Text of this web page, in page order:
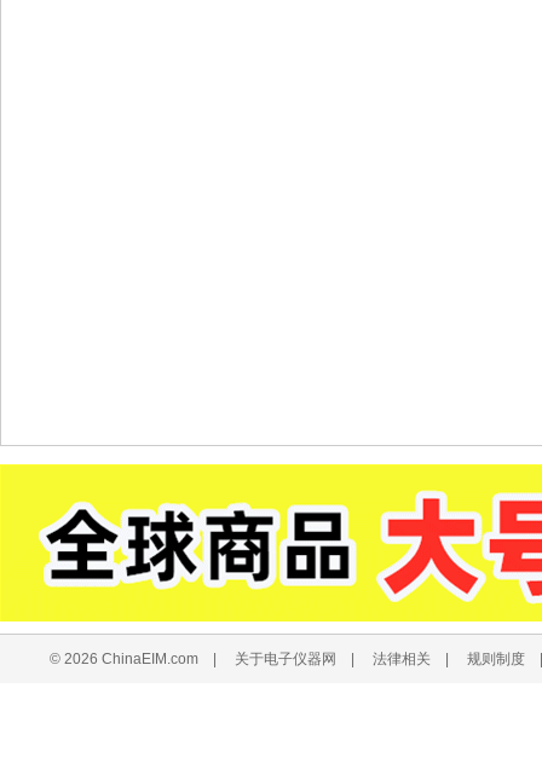
© 2026 ChinaEIM.com 关于电子仪器网 法律相关 规则制度